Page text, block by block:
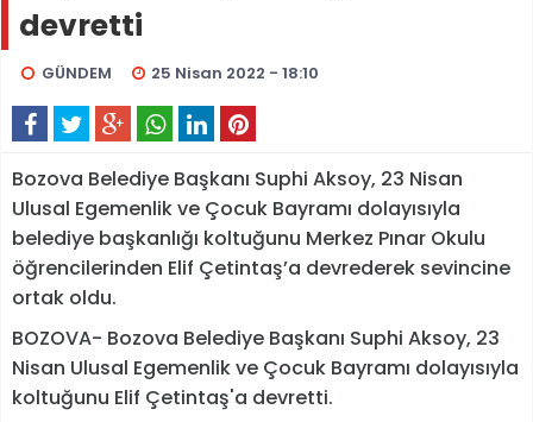
devretti
GÜNDEM 25 Nisan 2022 - 18:10
Bozova Belediye Başkanı Suphi Aksoy, 23 Nisan
Ulusal Egemenlik ve Çocuk Bayramı dolayısıyla
belediye başkanlığı koltuğunu Merkez Pınar Okulu
öğrencilerinden Elif Çetintaş’a devrederek sevincine
ortak oldu.
BOZOVA- Bozova Belediye Başkanı Suphi Aksoy, 23
Nisan Ulusal Egemenlik ve Çocuk Bayramı dolayısıyla
koltuğunu Elif Çetintaş'a devretti.